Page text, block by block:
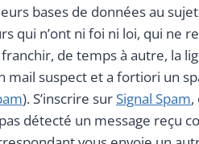
bases de données au
qui n’ont ni foi ni loi, qui ne
de temps à autre, la
mail suspect et a fortiori un
). S’inscrire surSignal Spam,
détecté un message reçu